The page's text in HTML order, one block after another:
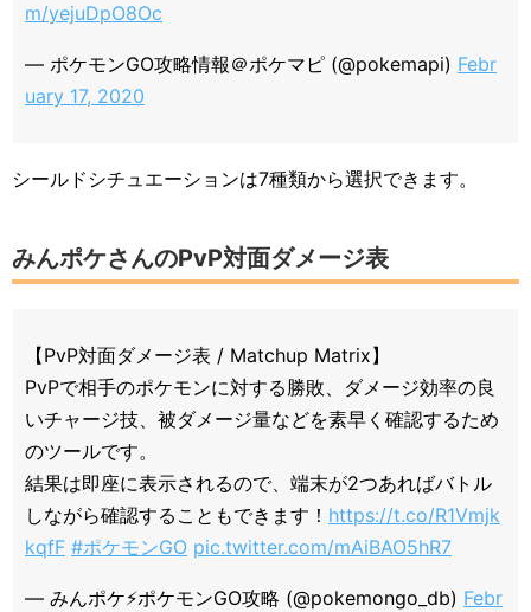
m/yejuDpO8Oc
— ポケモンGO攻略情報＠ポケマピ (@pokemapi) Febr
uary 17, 2020
シールドシチュエーションは7種類から選択できます。
みんポケさんのPvP対面ダメージ表
【PvP対面ダメージ表 / Matchup Matrix】
PvPで相手のポケモンに対する勝敗、ダメージ効率の良
いチャージ技、被ダメージ量などを素早く確認するため
のツールです。
結果は即座に表示されるので、端末が2つあればバトル
しながら確認することもできます！ https://t.co/R1Vmjk
kqfF #ポケモンGO pic.twitter.com/mAiBAO5hR7
— みんポケ⚡ポケモンGO攻略 (@pokemongo_db) Febr